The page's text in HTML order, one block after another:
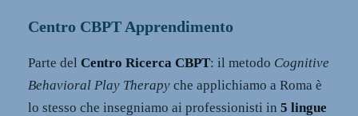
Centro CBPT Apprendimento
Parte del Centro Ricerca CBPT: il metodo Cognitive
Behavioral Play Therapy che applichiamo a Roma è
lo stesso che insegniamo ai professionisti in 5 lingue